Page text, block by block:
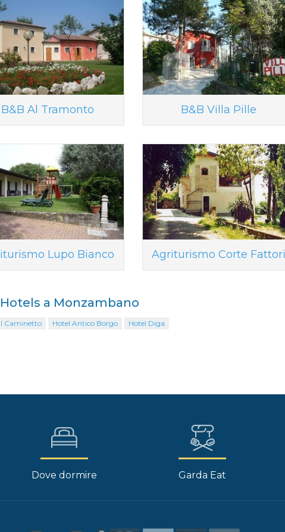
B&B Al Tramonto B&B Villa Pille
Lupo Bianco Agriturismo Corte Fattori
a Monzambano
Caminetto Hotel Antico Borgo Hotel Diga
Dove dormire Garda Eat